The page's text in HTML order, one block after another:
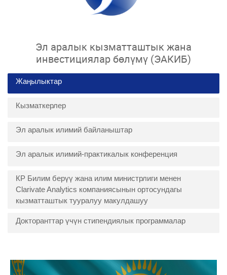
Эл аралык кызматташтык жана
инвестициялар бөлүмү (ЭАКИБ)
Жаңылыктар
Кызматкерлер
Эл аралык илимий байланыштар
Эл аралык илимий-практикалык конференция
КР Билим берүү жана илим министрлиги менен
Clarivate Analytics компаниясынын ортосундагы
кызматташтык тууралуу макулдашуу
Докторанттар үчүн стипендиялык программалар